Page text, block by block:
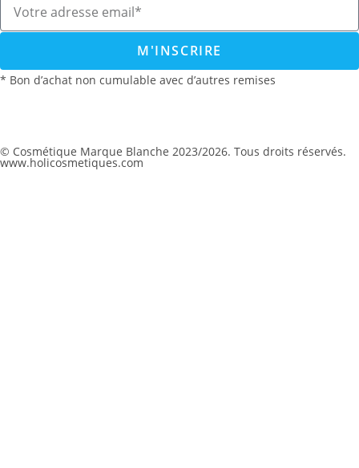
M'INSCRIRE
* Bon d’achat non cumulable avec d’autres remises
© Cosmétique Marque Blanche 2023/2026. Tous droits réservés.
www.holicosmetiques.com